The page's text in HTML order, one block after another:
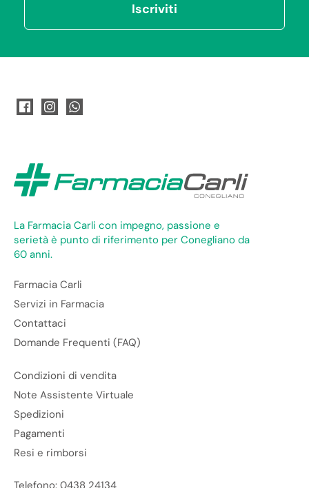
Iscriviti
La Farmacia Carli con impegno, passione e
serietà è punto di riferimento per Conegliano da
60 anni.
Farmacia Carli
Servizi in Farmacia
Contattaci
Domande Frequenti (FAQ)
Condizioni di vendita
Note Assistente Virtuale
Spedizioni
Pagamenti
Resi e rimborsi
Telefono: 0438 24134